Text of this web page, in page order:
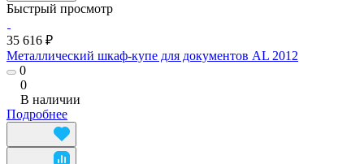
Быстрый просмотр
35 616 ₽
Металлический шкаф-купе для документов AL 2012
0
0
В наличии
Подробнее